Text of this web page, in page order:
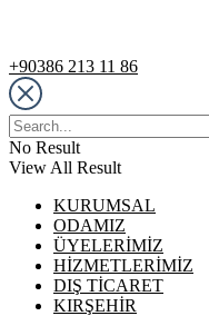
+90386 213 11 86
No Result
View All Result
KURUMSAL
ODAMIZ
ÜYELERİMİZ
HİZMETLERİMİZ
DIŞ TİCARET
KIRŞEHİR